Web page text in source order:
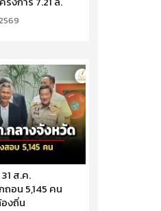
ส.ค.
อน 5,145 คน
งถิ่น